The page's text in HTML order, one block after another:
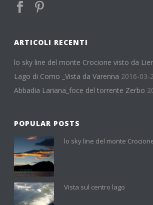
ARTICOLI RECENTI
lo sky line del monte Crocione visto da
Lago di Como _Vista da Varenna 2016-03-
Abbadia Lariana_foce del torrente Zerbo
POPULAR POSTS
lo sky line del monte
Vista sul centro lago